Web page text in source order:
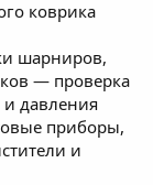
коврика
шарниров,
— проверка
давления
приборы,
и